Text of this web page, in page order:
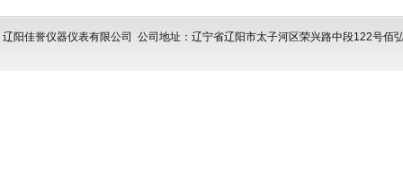
辽阳佳誉仪器仪表有限公司 公司地址：辽宁省辽阳市太子河区荣兴路中段122号